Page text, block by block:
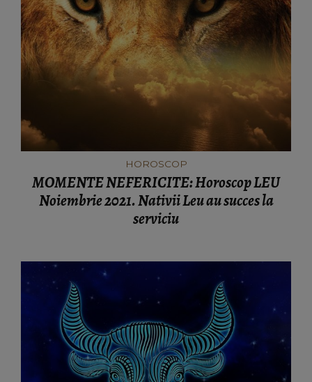
HOROSCOP
MOMENTE NEFERICITE: Horoscop LEU
Noiembrie 2021. Nativii Leu au succes la
serviciu